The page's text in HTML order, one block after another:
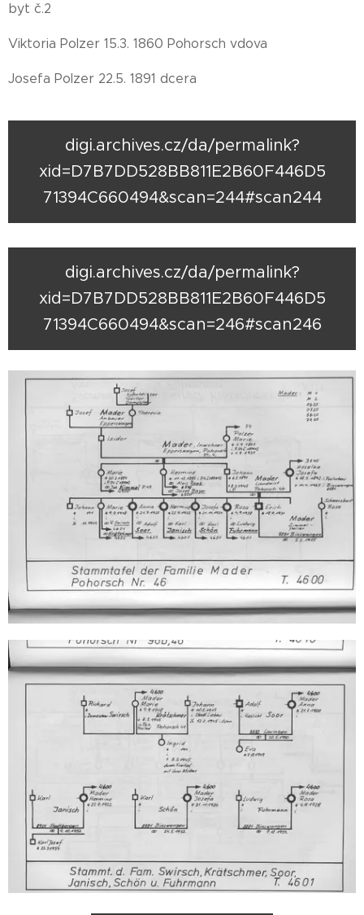
byt č.2
Viktoria Polzer 15.3. 1860 Pohorsch vdova
Josefa Polzer 22.5. 1891 dcera
digi.archives.cz/da/permalink?
xid=D7B7DD528BB811E2B60F446D5
71394C660494&scan=244#scan244
digi.archives.cz/da/permalink?
xid=D7B7DD528BB811E2B60F446D5
71394C660494&scan=246#scan246